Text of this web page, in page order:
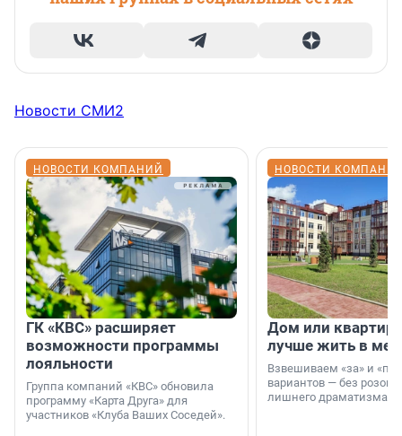
Новости СМИ2
НОВОСТИ КОМПАНИЙ
ГК «КВС» расширяет
возможности программы
лояльности
Группа компаний «КВС» обновила
программу «Карта Друга» для
участников «Клуба Ваших Соседей».
НОВОСТИ
Дом или
лучше жить в
Взвешиваем «за» и
вариантов — без
лишнего драматизма.